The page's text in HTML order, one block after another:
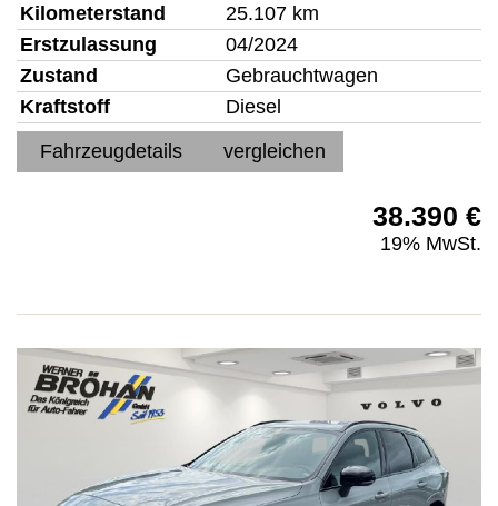
Kilometerstand
25.107 km
Erstzulassung
04/2024
Zustand
Gebrauchtwagen
Kraftstoff
Diesel
Fahrzeugdetails
vergleichen
38.390 €
19% MwSt.